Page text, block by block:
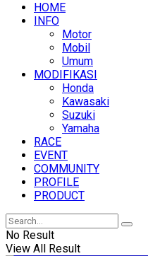
HOME
INFO
Motor
Mobil
Umum
MODIFIKASI
Honda
Kawasaki
Suzuki
Yamaha
RACE
EVENT
COMMUNITY
PROFILE
PRODUCT
No Result
View All Result